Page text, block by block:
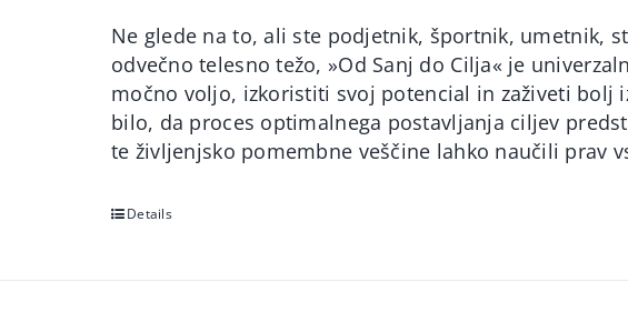
was:
60,00€.
is:
49,90€.
Ne glede na to, ali ste podjetnik, športnik, umetnik,
odvečno telesno težo, »Od Sanj do Cilja« je
močno voljo, izkoristiti svoj potencial in zaživeti
bilo, da proces optimalnega postavljanja ciljev
te življenjsko pomembne veščine lahko naučili prav
Details